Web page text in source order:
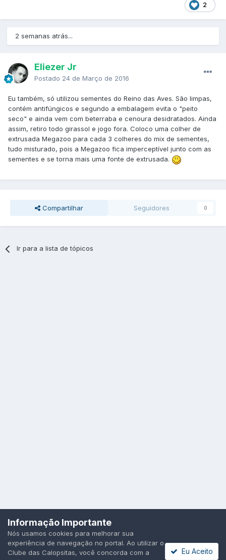
2
2 semanas atrás...
Eliezer Jr
Postado 24 de Março de 2016
Eu também, só utilizou sementes do Reino das Aves. São limpas,
contém antifúngicos e segundo a embalagem evita o "peito
seco" e ainda vem com beterraba e cenoura desidratados. Ainda
assim, retiro todo girassol e jogo fora. Coloco uma colher de
extrusada Megazoo para cada 3 colheres do mix de sementes,
tudo misturado, pois a Megazoo fica imperceptível junto com as
sementes e se torna mais uma fonte de extrusada.
Compartilhar Seguidores 0
Ir para a lista de tópicos
Idioma Política de Privacidade
Todos os direitos reservados.
Powered by Invision Community
Informação Importante
Nós usamos cookies para melhorar sua
experiência de navegação no portal. Ao utilizar o
Clube das Calopsitas, você concorda com a
Eu Aceito